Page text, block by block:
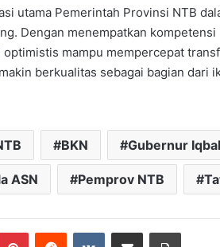
utama Pemerintah Provinsi NTB
Dengan menempatkan kompetensi
mampu mempercepat
berkualitas sebagai bagian dari
BKN Gubernur Iqbal
ASN Pemprov NTB
PinterestReddit VKontakteBagikan Lewat Email Cetak